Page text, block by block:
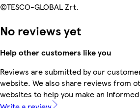
©TESCO-GLOBAL Zrt.
No reviews yet
Help other customers like you
Reviews are submitted by our
website. We also share reviews from
websites to help you make an